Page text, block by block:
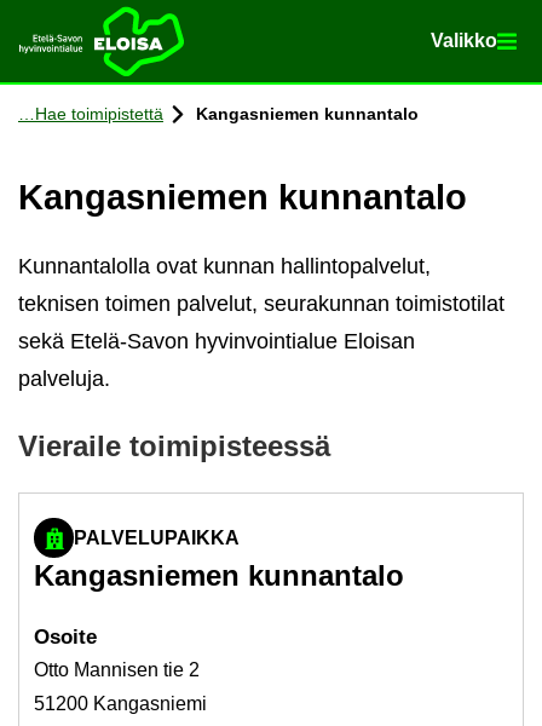
Etusi­vu Va­lik­ko
Va­lik­ko
Siir­ry si­säl­töön
Hae toi­mi­pis­tet­tä Kan­gas­nie­men kun­nan­ta­lo
Kan­gas­nie­men kun­nan­ta­lo
Kunnantalolla ovat kunnan hallintopalvelut,
teknisen toimen palvelut, seurakunnan toimistotilat
sekä Etelä-Savon hyvinvointialue Eloisan
palveluja.
Vie­rai­le toi­mi­pis­tees­sä
PALVELUPAIKKA
Kan­gas­nie­men kun­nan­ta­lo
Osoi­te
Otto Mannisen tie 2
51200 Kangasniemi